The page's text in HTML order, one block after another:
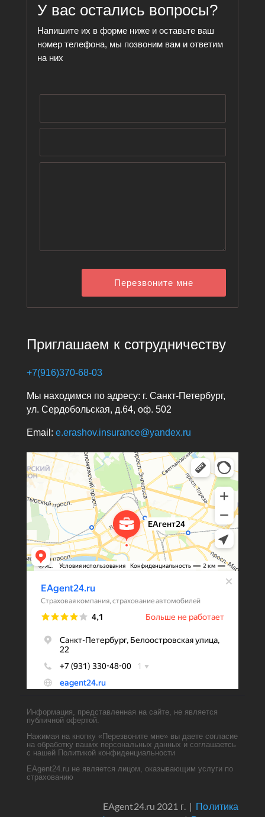
У вас остались вопросы?
Напишите их в форме ниже и оставьте ваш
номер телефона, мы позвоним вам и ответим
на них
Перезвоните мне
Приглашаем к сотрудничеству
+7(916)370-68-03
Мы находимся по адресу: г. Санкт-Петербург,
ул. Сердобольская, д.64, оф. 502
Email: e.erashov.insurance@yandex.ru
Информация, представленная на сайте, не является
публичной офертой.
Нажимая на кнопку «Перезвоните мне» вы даете согласие
на обработку ваших персональных данных и соглашаетсь
с нашей Политикой конфиденциальности
EAgent24.ru не является лицом, оказывающим услуги по
страхованию
EAgent24.ru 2021 г. | Политика